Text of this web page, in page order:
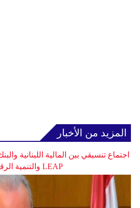
المزيد من الأخبار
اجتماع تنسيقي بين المالية اللبنانية
LEAP والتنمية الرقمية